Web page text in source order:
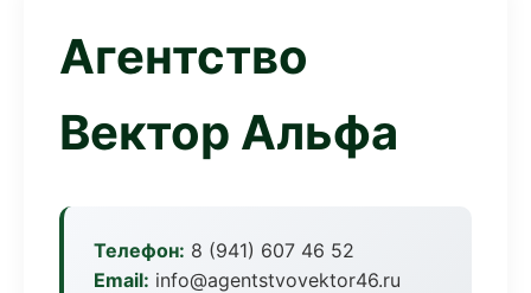
Агентство
Вектор Альфа
Телефон: 8 (941) 607 46 52
Email: info@agentstvovektor46.ru